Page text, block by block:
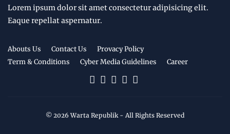
Lorem ipsum dolor sit amet consectetur adipisicing elit.
Eaque repellat aspernatur.
Abouts Us Contact Us
Provacy Policy
Term & Conditions
Cyber Media Guidelines Career
© 2026 Warta Republik - All Rights Reserved